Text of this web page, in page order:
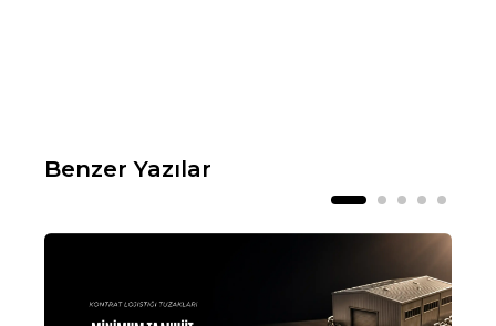
Benzer Yazılar